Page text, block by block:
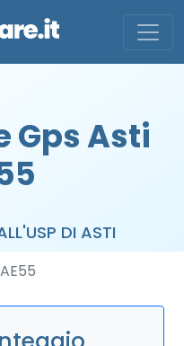
Gps Asti
DI ASTI
AE55